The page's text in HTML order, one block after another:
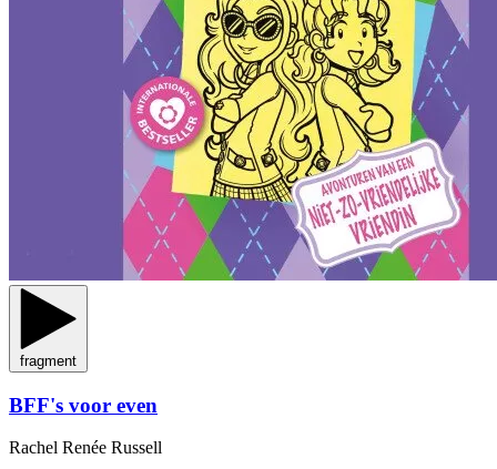
fragment
BFF's voor even
Rachel Renée Russell